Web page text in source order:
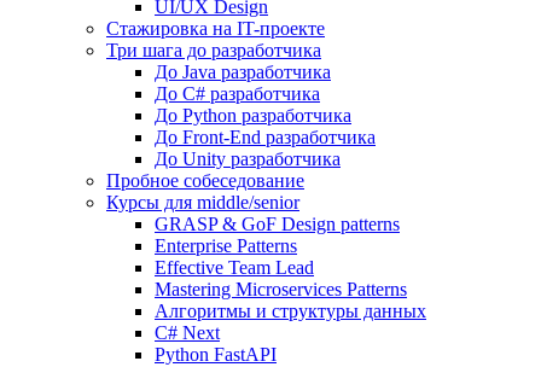
UI/UX Design
Стажировка на IT-проекте
Три шага до разработчика
До Java разработчика
До C# разработчика
До Python разработчика
До Front-End разработчика
До Unity разработчика
Пробное собеседование
Курсы для middle/senior
GRASP & GoF Design patterns
Enterprise Patterns
Effective Team Lead
Mastering Microservices Patterns
Алгоритмы и структуры данных
C# Next
Python FastAPI